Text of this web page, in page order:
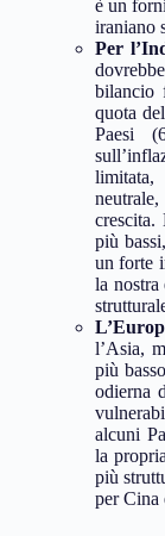
è un
iraniano
Per
bilancio
quota
Paesi
più
un forte
la nostra
l’Asia,
più
odierna
alcuni
la
più
per Cina